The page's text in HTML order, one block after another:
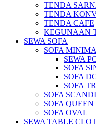
TENDA
TENDA
TENDA CAFE
KEGUNAAN
SEWA SOFA
SOFA
SEWA
SOFA
SOFA
SOFA
SOFA
SOFA QUEEN
SOFA OVAL
SEWA TABLE